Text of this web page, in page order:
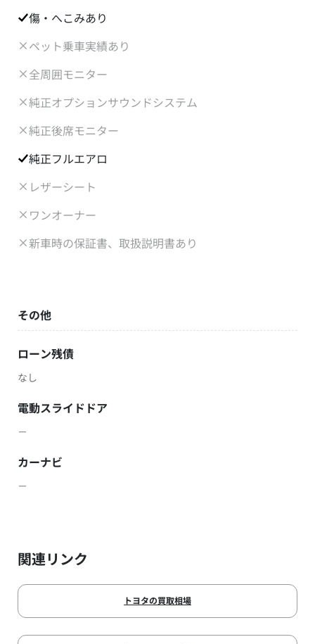
傷・へこみあり
ペット乗車実績あり
全周囲モニター
純正オプションサウンドシステム
純正後席モニター
純正フルエアロ
レザーシート
ワンオーナー
新車時の保証書、取扱説明書あり
その他
ローン残債
なし
電動スライドドア
－
カーナビ
－
関連リンク
トヨタの買取相場